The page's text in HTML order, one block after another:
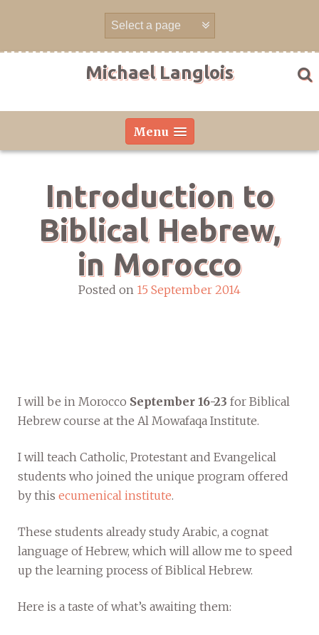
Michael Langlois
Menu
Introduction to
Biblical Hebrew,
in Morocco
Posted on 15 September 2014
I will be in Morocco September 16-23 for Biblical
Hebrew course at the Al Mowafaqa Institute.
I will teach Catholic, Protestant and Evangelical
students who joined the unique program offered
by this ecumenical institute.
These students already study Arabic, a cognat
language of Hebrew, which will allow me to speed
up the learning process of Biblical Hebrew.
Here is a taste of what’s awaiting them: